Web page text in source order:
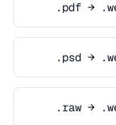
.pdf →
.psd →
.raw →